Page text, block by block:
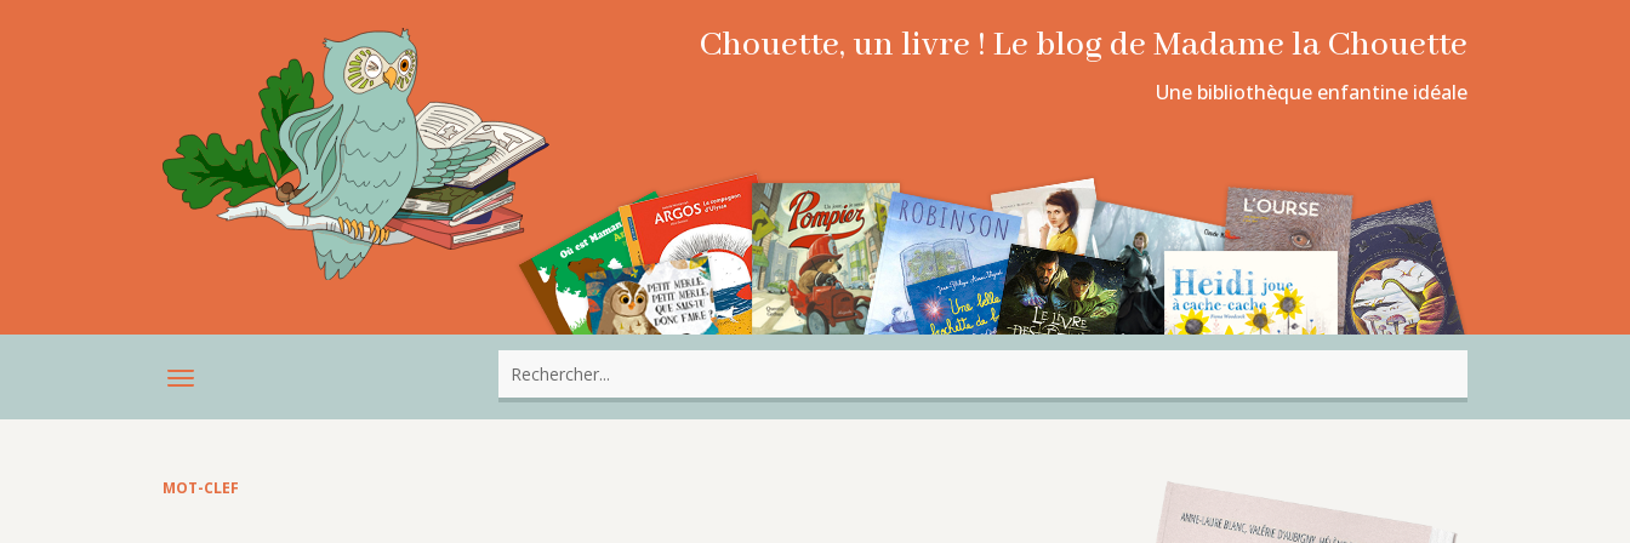
Chouette, un livre ! Le blog de Madame la Chouette
Une bibliothèque enfantine idéale
MOT-CLEF